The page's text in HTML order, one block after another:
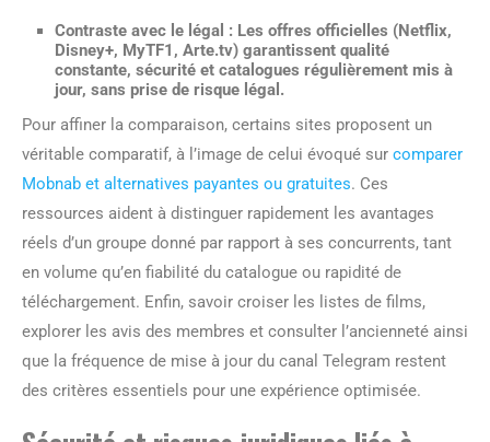
Contraste avec le légal : Les offres officielles (Netflix,
Disney+, MyTF1, Arte.tv) garantissent qualité
constante, sécurité et catalogues régulièrement mis à
jour, sans prise de risque légal.
Pour affiner la comparaison, certains sites proposent un
véritable comparatif, à l’image de celui évoqué sur comparer
Mobnab et alternatives payantes ou gratuites. Ces
ressources aident à distinguer rapidement les avantages
réels d’un groupe donné par rapport à ses concurrents, tant
en volume qu’en fiabilité du catalogue ou rapidité de
téléchargement. Enfin, savoir croiser les listes de films,
explorer les avis des membres et consulter l’ancienneté ainsi
que la fréquence de mise à jour du canal Telegram restent
des critères essentiels pour une expérience optimisée.